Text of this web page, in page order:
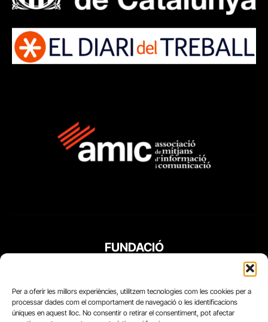
Per a oferir les millors experiències, utilitzem tecnologies com les cookies per a
processar dades com el comportament de navegació o les identificacions
úniques en aquest lloc. No consentir o retirar el consentiment, pot afectar
FUNDACIÓ